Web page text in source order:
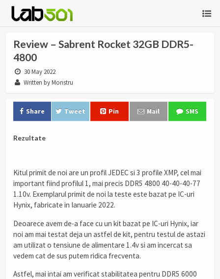
Review – Sabrent Rocket 32GB DDR5-
4800
30 May 2022
Written by Monstru
Share Tweet Pin Mail SMS
Rezultate
Kitul primit de noi are un profil JEDEC si 3 profile XMP, cel mai
important fiind profilul 1, mai precis DDR5 4800 40-40-40-77
1.10v. Exemplarul primit de noi la teste este bazat pe IC-uri
Hynix, fabricate in Ianuarie 2022.
Deoarece avem de-a face cu un kit bazat pe IC-uri Hynix, iar
noi am mai testat deja un astfel de kit, pentru testul de astazi
am utilizat o tensiune de alimentare 1.4v si am incercat sa
vedem cat de sus putem ridica frecventa.
Astfel, mai intai am verificat stabilitatea pentru DDR5 6000